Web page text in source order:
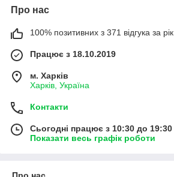
Про нас
100% позитивних з 371 відгука за рік
Працює з 18.10.2019
м. Харків
Харків, Україна
Контакти
Сьогодні працює з 10:30 до 19:30
Показати весь графік роботи